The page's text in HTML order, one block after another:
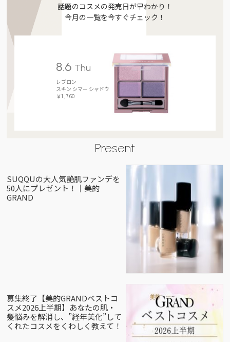
話題のコスメの発売日が早わかり！
今月の一覧を今すぐチェック！
8.6 Thu
レブロン
スキン シマー シャドウ
￥1,760
Present
SUQQUの大人気艶肌ファンデを
50人にプレゼント！｜美的
GRAND
募集終了【美的GRANDベストコ
スメ2026上半期】あなたの肌・
髪悩みを解消し、”経年美化”して
くれたコスメをくわしく教えて！